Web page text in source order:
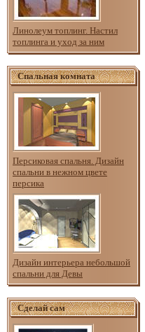
Линолеум топлинг. Настил
топлинга и уход за ним
Спальная комната
Персиковая спальня. Дизайн
спальни в нежном цвете
персика
Дизайн интерьера небольшой
спальни для Девы
Сделай сам